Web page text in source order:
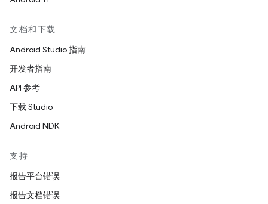
文档和下载
Android Studio 指南
开发者指南
API 参考
下载 Studio
Android NDK
支持
报告平台错误
报告文档错误